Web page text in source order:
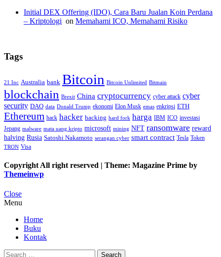
Initial DEX Offering (IDO), Cara Baru Jualan Koin Perdana
– Kriptologi on Memahami ICO, Memahami Risiko
Tags
21 Inc Australia bank Bitcoin Bitcoin Unlimited Bitmain
blockchain Brexit China cryptocurrency cyber attack cyber
security DAO data Donald Trump ekonomi Elon Musk emas enkripsi ETH
Ethereum hack hacker hacking hard fork harga IBM ICO investasi
Jepang malware mata uang kripto microsoft mining NFT ransomware reward
halving Rusia Satoshi Nakamoto serangan cyber smart contract Tesla Token
TRON Visa
Copyright All right reserved | Theme: Magazine Prime by
Themeinwp
Close
Menu
Home
Buku
Kontak
Search